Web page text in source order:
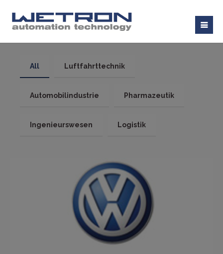
All Luftfahrttechnik
Automobilindustrie Pharmazeutik
Ingenieurswesen Logistik